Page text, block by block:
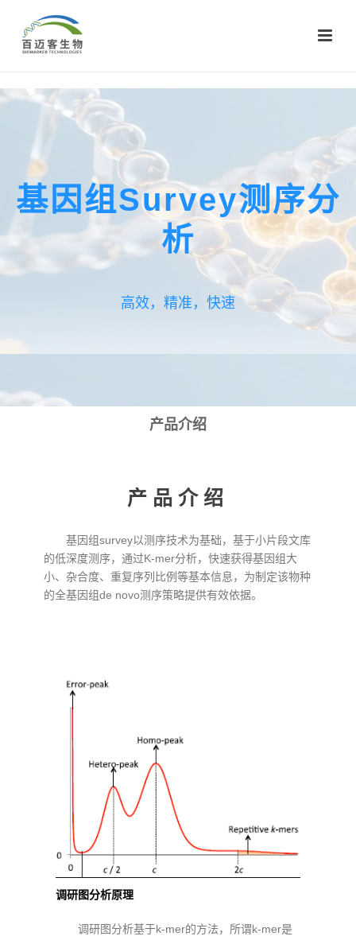
基因组Survey测序分
析
高效，精准，快速
产品介绍
产品介绍
基因组survey以测序技术为基础，基于小片段文库
的低深度测序，通过K-mer分析，快速获得基因组大
小、杂合度、重复序列比例等基本信息，为制定该物种
的全基因组de novo测序策略提供有效依据。
调研图分析原理
调研图分析基于k-mer的方法，所谓k-mer是